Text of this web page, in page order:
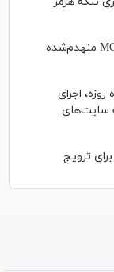
اولین تصاویر لاشه F-۱۵ آمریکا و پهپاد MQ-۹ منهدم‌شده
اجرای
سایت‌های
ترویج